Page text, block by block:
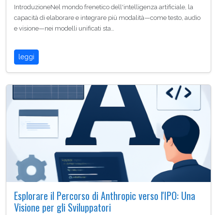
IntroduzioneNel mondo frenetico dell'intelligenza artificiale, la
capacità di elaborare e integrare più modalità—come testo, audio
e visione—nei modelli unificati sta…
leggi
Esplorare il Percorso di Anthropic verso l'IPO: Una
Visione per gli Sviluppatori